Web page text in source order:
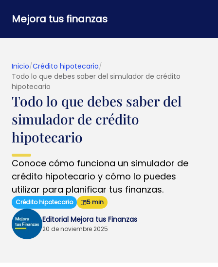
Mejora tus finanzas
Inicio/Crédito hipotecario/
Todo lo que debes saber del simulador de crédito
hipotecario​
Todo lo que debes saber del
simulador de crédito
hipotecario​
Conoce cómo funciona un simulador de
crédito hipotecario y cómo lo puedes
utilizar para planificar tus finanzas.
Crédito hipotecario 5 min
Editorial Mejora tus Finanzas
20 de noviembre 2025